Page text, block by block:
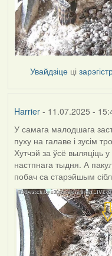
Увайдзіце ці
Harrier- 11.07.2025 -
У самага малодшага
пуху на галаве і зусім
Хутчэй за ўсё выляціць у
настпнага тыдня. А
побач са старэйшым